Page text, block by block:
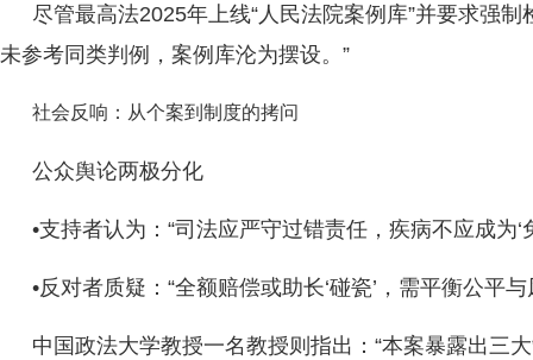
尽管最高法2025年上线“人民法院案例库”并要求强
未参考同类判例，案例库沦为摆设。”
社会反响：从个案到制度的拷问
公众舆论两极分化
•支持者认为：“司法应严守过错责任，疾病不应成为‘
•反对者质疑：“全额赔偿或助长‘碰瓷’，需平衡公平
中国政法大学教授一名教授则指出：“本案暴露出三